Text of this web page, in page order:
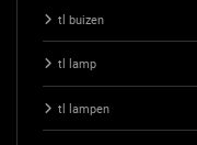
tl buizen
tl lamp
tl lampen